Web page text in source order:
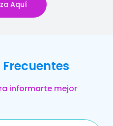
Aquí
informarte mejor